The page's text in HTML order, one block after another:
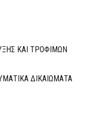
ΚΑΙ ΤΡΟΦΙΜΩΝ
ΔΙΚΑΙΩΜΑΤΑ